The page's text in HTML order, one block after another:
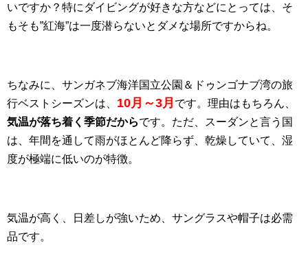
いですか？特にダイビングが好きな方などにとっては、そ
もそも”紅海”は一度潜らないとダメな場所ですからね。
ちなみに、サンガネブ海洋国立公園＆ドゥンゴナブ湾の旅
行ベストシーズンは、 10月～3月 です。理由はもちろん、
気温が落ち着く季節だからです。ただ、スーダンと言う国
は、年間を通して雨がほとんど降らず、乾燥していて、湿
度が極端に低いのが特徴。
気温が高く、日差しが強いため、サングラスや帽子は必需
品です。